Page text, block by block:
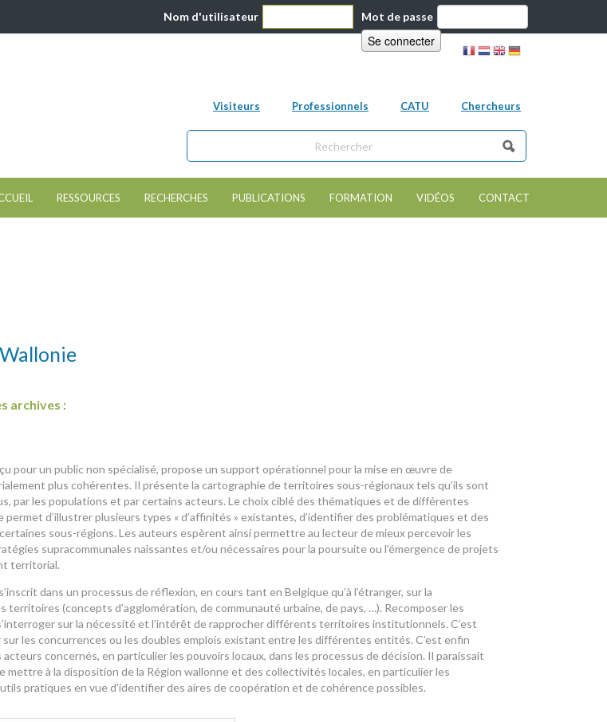
Nom d'utilisateur Mot de passe
Visiteurs Professionnels CATU Chercheurs
Formulaire de recherche
Chercher dans ce site
RESSOURCES RECHERCHES PUBLICATIONS FORMATION VIDÉOS CONTACT
archives :
pour un public non spécialisé, propose un support opérationnel pour la mise en œuvre de
plus cohérentes. Il présente la cartographie de territoires sous-régionaux tels qu’ils sont
par les populations et par certains acteurs. Le choix ciblé des thématiques et de différentes
permet d’illustrer plusieurs types « d’affinités » existantes, d’identifier des problématiques et des
sous-régions. Les auteurs espèrent ainsi permettre au lecteur de mieux percevoir les
supracommunales naissantes et/ou nécessaires pour la poursuite ou l’émergence de projets
territorial.
dans un processus de réflexion, en cours tant en Belgique qu’à l’étranger, sur la
territoires (concepts d’agglomération, de communauté urbaine, de pays, …). Recomposer les
sur la nécessité et l’intérêt de rapprocher différents territoires institutionnels. C’est
sur les concurrences ou les doubles emplois existant entre les différentes entités. C’est enfin
concernés, en particulier les pouvoirs locaux, dans les processus de décision. Il paraissait
mettre à la disposition de la Région wallonne et des collectivités locales, en particulier les
pratiques en vue d’identifier des aires de coopération et de cohérence possibles.